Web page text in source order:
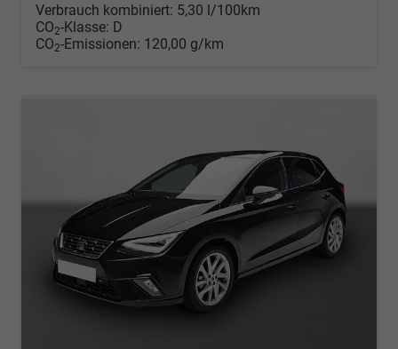
Verbrauch kombiniert: 5,30 l/100km
CO2-Klasse: D
CO2-Emissionen: 120,00 g/km